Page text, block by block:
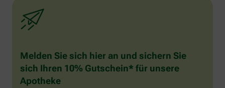
Melden Sie sich hier an und sichern Sie
sich Ihren 10% Gutschein* für unsere
Apotheke